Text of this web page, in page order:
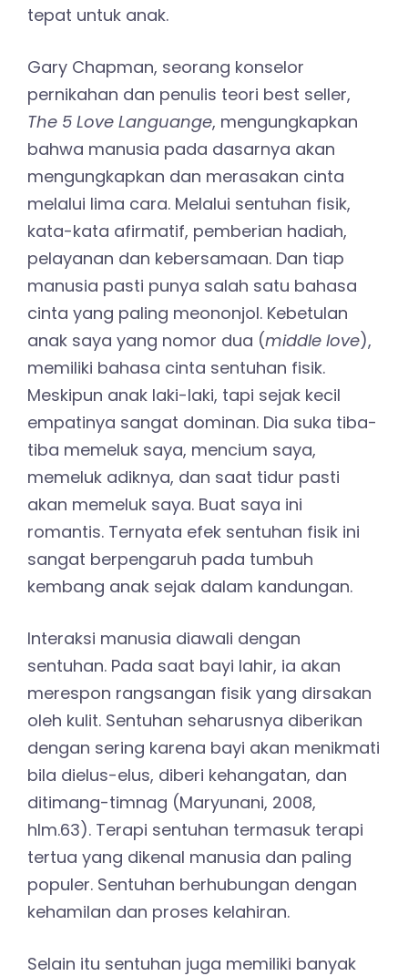
tepat untuk anak.
Gary Chapman, seorang konselor
pernikahan dan penulis teori best seller,
The 5 Love Languange, mengungkapkan
bahwa manusia pada dasarnya akan
mengungkapkan dan merasakan cinta
melalui lima cara. Melalui sentuhan fisik,
kata-kata afirmatif, pemberian hadiah,
pelayanan dan kebersamaan. Dan tiap
manusia pasti punya salah satu bahasa
cinta yang paling meononjol. Kebetulan
anak saya yang nomor dua (middle love),
memiliki bahasa cinta sentuhan fisik.
Meskipun anak laki-laki, tapi sejak kecil
empatinya sangat dominan. Dia suka tiba-
tiba memeluk saya, mencium saya,
memeluk adiknya, dan saat tidur pasti
akan memeluk saya. Buat saya ini
romantis. Ternyata efek sentuhan fisik ini
sangat berpengaruh pada tumbuh
kembang anak sejak dalam kandungan.
Interaksi manusia diawali dengan
sentuhan. Pada saat bayi lahir, ia akan
merespon rangsangan fisik yang dirsakan
oleh kulit. Sentuhan seharusnya diberikan
dengan sering karena bayi akan menikmati
bila dielus-elus, diberi kehangatan, dan
ditimang-timnag (Maryunani, 2008,
hlm.63). Terapi sentuhan termasuk terapi
tertua yang dikenal manusia dan paling
populer. Sentuhan berhubungan dengan
kehamilan dan proses kelahiran.
Selain itu sentuhan juga memiliki banyak